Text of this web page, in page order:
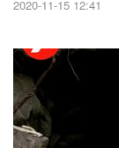
2020-11-15 12:41